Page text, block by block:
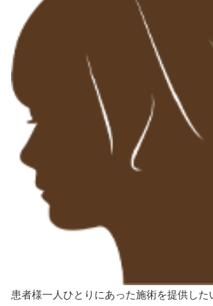
患者様一人ひとりにあった施術を提供した